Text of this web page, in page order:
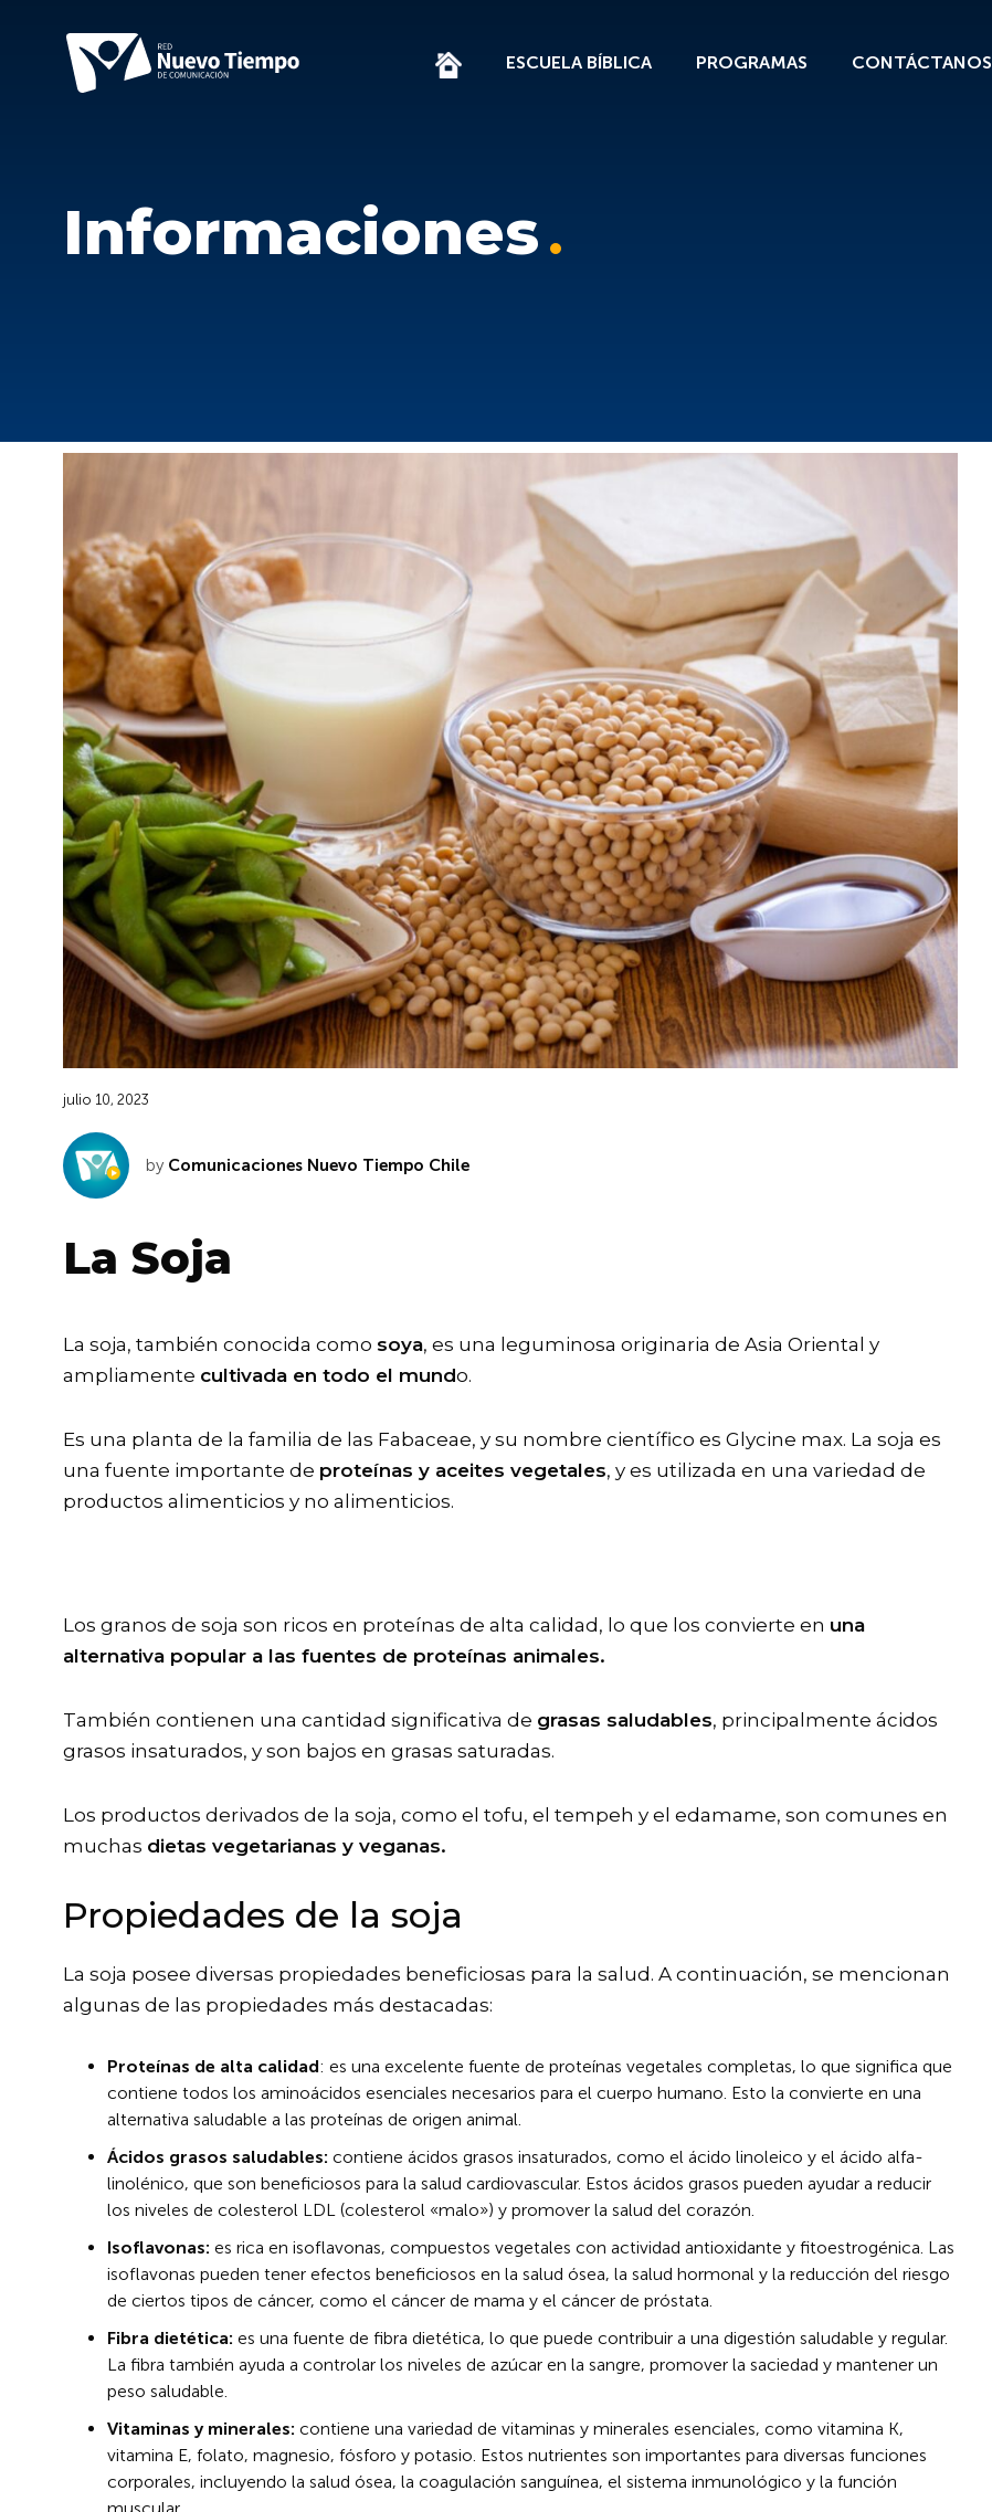
ESCUELA BÍBLICA PROGRAMAS CONTÁCTANOS
Informaciones
julio 10, 2023
by Comunicaciones Nuevo Tiempo Chile
La Soja
La soja, también conocida como soya, es una leguminosa originaria de Asia Oriental y
ampliamente cultivada en todo el mundo.
Es una planta de la familia de las Fabaceae, y su nombre científico es Glycine max. La soja es
una fuente importante de proteínas y aceites vegetales, y es utilizada en una variedad de
productos alimenticios y no alimenticios.
Los granos de soja son ricos en proteínas de alta calidad, lo que los convierte en una
alternativa popular a las fuentes de proteínas animales.
También contienen una cantidad significativa de grasas saludables, principalmente ácidos
grasos insaturados, y son bajos en grasas saturadas.
Los productos derivados de la soja, como el tofu, el tempeh y el edamame, son comunes en
muchas dietas vegetarianas y veganas.
Propiedades de la soja
La soja posee diversas propiedades beneficiosas para la salud. A continuación, se mencionan
algunas de las propiedades más destacadas:
Proteínas de alta calidad: es una excelente fuente de proteínas vegetales completas, lo que significa que
contiene todos los aminoácidos esenciales necesarios para el cuerpo humano. Esto la convierte en una
alternativa saludable a las proteínas de origen animal.
Ácidos grasos saludables: contiene ácidos grasos insaturados, como el ácido linoleico y el ácido alfa-
linolénico, que son beneficiosos para la salud cardiovascular. Estos ácidos grasos pueden ayudar a reducir
los niveles de colesterol LDL (colesterol «malo») y promover la salud del corazón.
Isoflavonas: es rica en isoflavonas, compuestos vegetales con actividad antioxidante y fitoestrogénica. Las
isoflavonas pueden tener efectos beneficiosos en la salud ósea, la salud hormonal y la reducción del riesgo
de ciertos tipos de cáncer, como el cáncer de mama y el cáncer de próstata.
Fibra dietética: es una fuente de fibra dietética, lo que puede contribuir a una digestión saludable y regular.
La fibra también ayuda a controlar los niveles de azúcar en la sangre, promover la saciedad y mantener un
peso saludable.
Vitaminas y minerales: contiene una variedad de vitaminas y minerales esenciales, como vitamina K,
vitamina E, folato, magnesio, fósforo y potasio. Estos nutrientes son importantes para diversas funciones
corporales, incluyendo la salud ósea, la coagulación sanguínea, el sistema inmunológico y la función